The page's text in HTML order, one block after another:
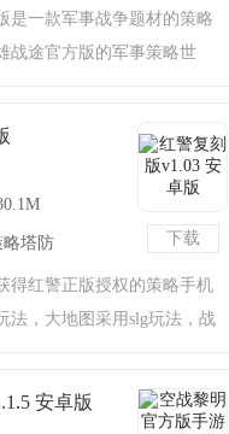
是一款军事战争题材的策略
战途官方版的军事策略世
下载
略塔防
得红警正版授权的策略手机
法，大地图采用slg玩法，战
，玩起来非常值得回味。
安卓版